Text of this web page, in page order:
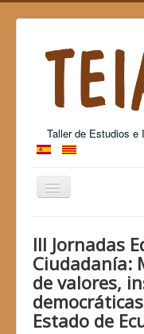
Taller de Estudios e
Cambiar
III Jornadas
Ciudadanía:
de valores,
Estado de